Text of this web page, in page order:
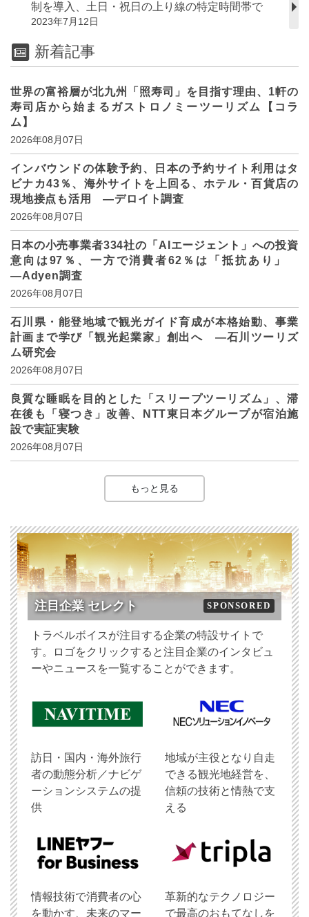
制を導入、土日・祝日の上り線の特定時間帯で
2023年7月12日
新着記事
世界の富裕層が北九州「照寿司」を目指す理由、1軒の
寿司店から始まるガストロノミーツーリズム【コラ
ム】
2026年08月07日
インバウンドの体験予約、日本の予約サイト利用はタ
ビナカ43％、海外サイトを上回る、ホテル・百貨店の
現地接点も活用 ―デロイト調査
2026年08月07日
日本の小売事業者334社の「AIエージェント」への投資
意向は97％、一方で消費者62％は「抵抗あり」
―Adyen調査
2026年08月07日
石川県・能登地域で観光ガイド育成が本格始動、事業
計画まで学び「観光起業家」創出へ ―石川ツーリズ
ム研究会
2026年08月07日
良質な睡眠を目的とした「スリープツーリズム」、滞
在後も「寝つき」改善、NTT東日本グループが宿泊施
設で実証実験
2026年08月07日
もっと見る
注目企業 セレクト SPONSORED
トラベルボイスが注目する企業の特設サイトで
す。ロゴをクリックすると注目企業のインタビュ
ーやニュースを一覧することができます。
訪日・国内・海外旅行
者の動態分析／ナビゲ
ーションシステムの提
供
地域が主役となり自走
できる観光地経営を、
信頼の技術と情熱で支
える
情報技術で消費者の心
を動かす、未来のマー
革新的なテクノロジー
で最高のおもてなしを